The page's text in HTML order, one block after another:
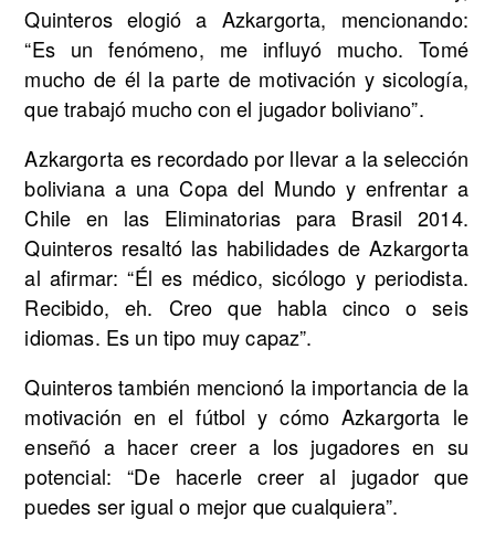
Quinteros elogió a Azkargorta, mencionando:
“Es un fenómeno, me influyó mucho. Tomé
mucho de él la parte de motivación y sicología,
que trabajó mucho con el jugador boliviano”.
Azkargorta es recordado por llevar a la selección
boliviana a una Copa del Mundo y enfrentar a
Chile en las Eliminatorias para Brasil 2014.
Quinteros resaltó las habilidades de Azkargorta
al afirmar: “Él es médico, sicólogo y periodista.
Recibido, eh. Creo que habla cinco o seis
idiomas. Es un tipo muy capaz”.
Quinteros también mencionó la importancia de la
motivación en el fútbol y cómo Azkargorta le
enseñó a hacer creer a los jugadores en su
potencial: “De hacerle creer al jugador que
puedes ser igual o mejor que cualquiera”.